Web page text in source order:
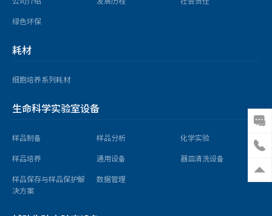
绿色环保
耗材
细胞培养系列耗材
生命科学实验室设备
样品制备 样品分析
化学实验
样品培养
通用设备
器皿清洗设备
样品保存与样品保护解
决方案
数据管理